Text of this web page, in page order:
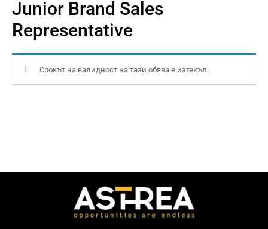
Junior Brand Sales
Representative
Срокът на валидност на тази обява е изтекъл.